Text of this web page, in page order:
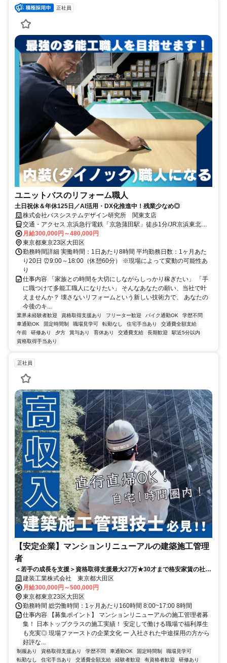
正社員
ユニットバスのリフォーム職人
土日祝休＆年休125日／AI活用・DX化推進中！残業少なめ◎
株式会社バスシステムデザイン研究所 関東支店
交通・アクセス 京浜急行電鉄「京急蒲田駅」徒歩1分/JR京浜東北線
「JR蒲田駅」徒歩10分/東急多摩川線・池上線「東急蒲田駅」徒歩11
分 ※社用車通勤もOK
月給300,000円～480,000円
東京都東京23区大田区
勤務時間詳細 実働時間：1日あたり8時間 平均勤務日数：1ヶ月あた
り20日 ⏰9:00～18:00（休憩60分） ※現場によって変動の可能性あ
り
仕事内容 「家族との時間を大切にしながらしっかり稼ぎたい」 「手
に職つけて多能工職人になりたい」 そんなあなたの願い、当社で叶
えませんか？ 壊さないリフォームという新しい技術力で、 あなたの
今後のキ...
業界未経験者歓迎 資格取得支援あり フリーター歓迎 バイク通勤OK
学歴不問
車通勤OK
固定時間制 職場見学可 転勤なし 住宅手当あり
交通費全額支給
午前
研修あり 夕方 賞与あり 育休あり 交通費支給 長期歓迎
駅近5分以内
資格取得手当あり
正社員
【安定企業】マンションリニューアルの建築施工管理
者
＜若手の成長を支援＞資格取得支援最大27万★30才まで格安家賃の社宅
★研修あり
建装工業株式会社 東京都大田区
月給300,000円～500,000円
東京都東京23区大田区
勤務時間 総労働時間：1ヶ月あたり160時間 8:00~17:00 8時間
仕事内容 【募集ポイント】 マンションリニューアルの施工管理者募
集！ 日本トップクラスの施工実績！ 安定して働ける職場で福利厚生
も充実◎ 現場ファーストの企業文化 ー 入社された中途採用の方から
好評な...
制服あり 資格取得支援あり 学歴不問 車通勤OK 固定時間制
職場見学可
転勤なし
住宅手当あり 交通費全額支給 経験者歓迎 有資格者歓迎
研修あり